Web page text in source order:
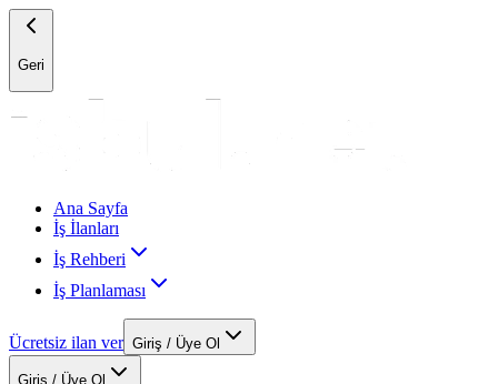
Geri
Ana Sayfa
İş İlanları
İş Rehberi
İş Planlaması
Ücretsiz ilan ver Giriş / Üye Ol
Giriş / Üye Ol